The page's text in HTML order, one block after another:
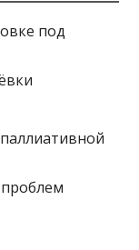
под